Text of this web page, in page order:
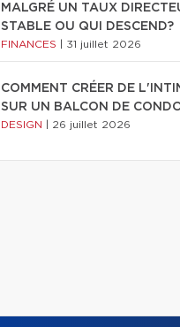
MALGRÉ UN TAUX
STABLE OU QUI DESCEND?
FINANCES 31 juillet 2026
COMMENT CRÉER DE
SUR UN BALCON DE
DESIGN 26 juillet 2026